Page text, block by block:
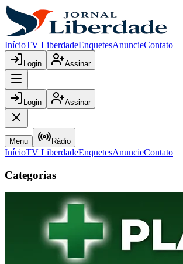
InícioTV LiberdadeEnquetesAnuncieContato
Login Assinar
Login Assinar
Menu Rádio
InícioTV LiberdadeEnquetesAnuncieContato
Categorias